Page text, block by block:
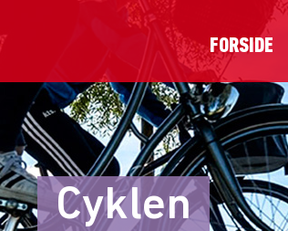
FORSIDE
Cyklen